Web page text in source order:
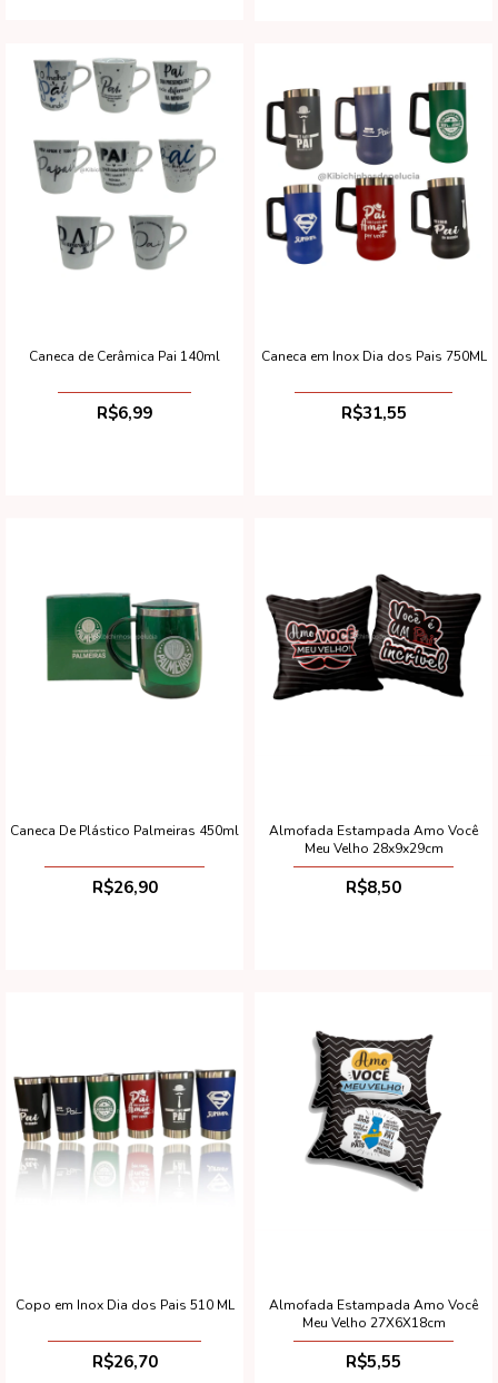
Caneca de Cerâmica Pai 140ml
R$6,99
Caneca em Inox Dia dos Pais 750ML
R$31,55
Caneca De Plástico Palmeiras 450ml
R$26,90
Almofada Estampada Amo Você
Meu Velho 28x9x29cm
R$8,50
Copo em Inox Dia dos Pais 510 ML
R$26,70
Almofada Estampada Amo Você
Meu Velho 27X6X18cm
R$5,55